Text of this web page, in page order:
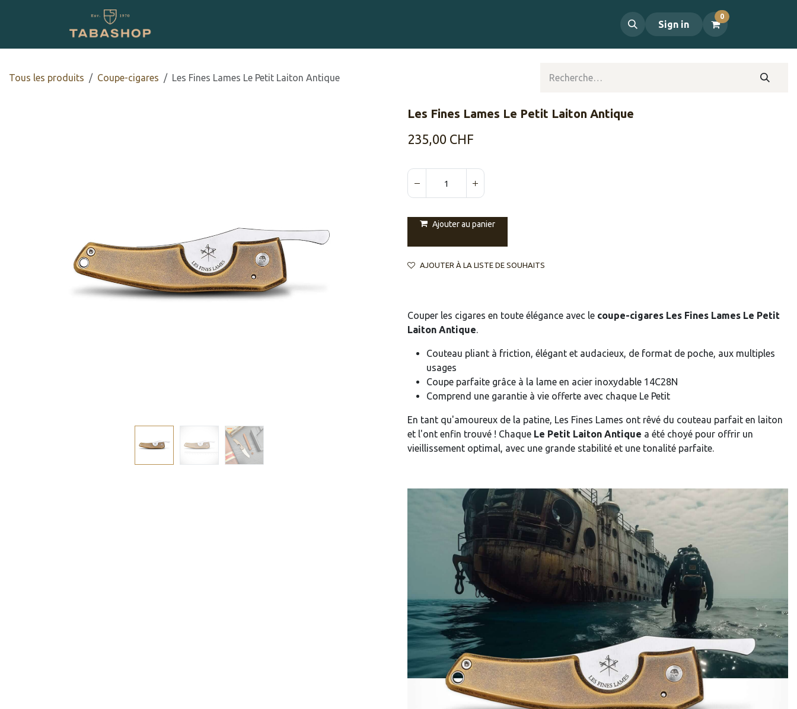
Sign in
0
Tous les produits Coupe-cigares Les Fines Lames Le Petit Laiton Antique
Les Fines Lames Le Petit Laiton Antique
235,00 CHF
Ajouter au panier
AJOUTER À LA LISTE DE SOUHAITS
Couper les cigares en toute élégance avec le coupe-cigares Les Fines Lames Le Petit
Laiton Antique.
Couteau pliant à friction, élégant et audacieux, de format de poche, aux multiples
usages
Coupe parfaite grâce à la lame en acier inoxydable 14C28N
Comprend une garantie à vie offerte avec chaque Le Petit
En tant qu'amoureux de la patine, Les Fines Lames ont rêvé du couteau parfait en laiton
et l'ont enfin trouvé ! Chaque Le Petit Laiton Antique a été choyé pour offrir un
vieillissement optimal, avec une grande stabilité et une tonalité parfaite.